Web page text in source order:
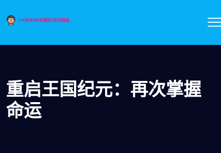
重启王国纪元：再次掌握
命运